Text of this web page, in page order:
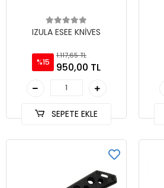
IZULA ESEE KNİVES
%15
1.117,65 TL
950,00 TL
SEPETE EKLE